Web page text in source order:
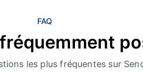
FAQ
les plus fréquentes sur